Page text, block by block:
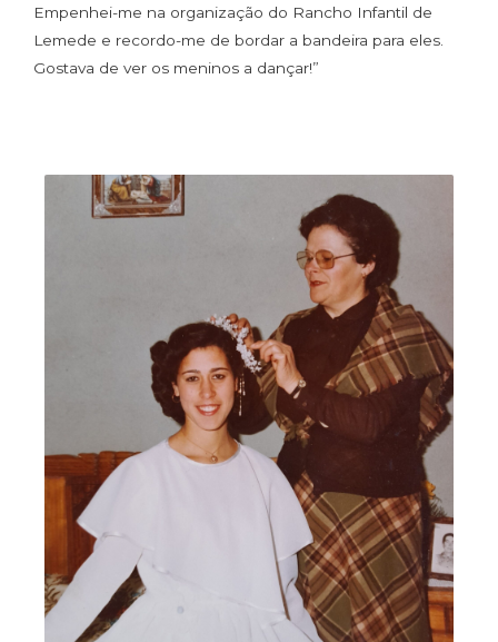
Empenhei-me na organização do Rancho Infantil de
Lemede e recordo-me de bordar a bandeira para eles.
Gostava de ver os meninos a dançar!”